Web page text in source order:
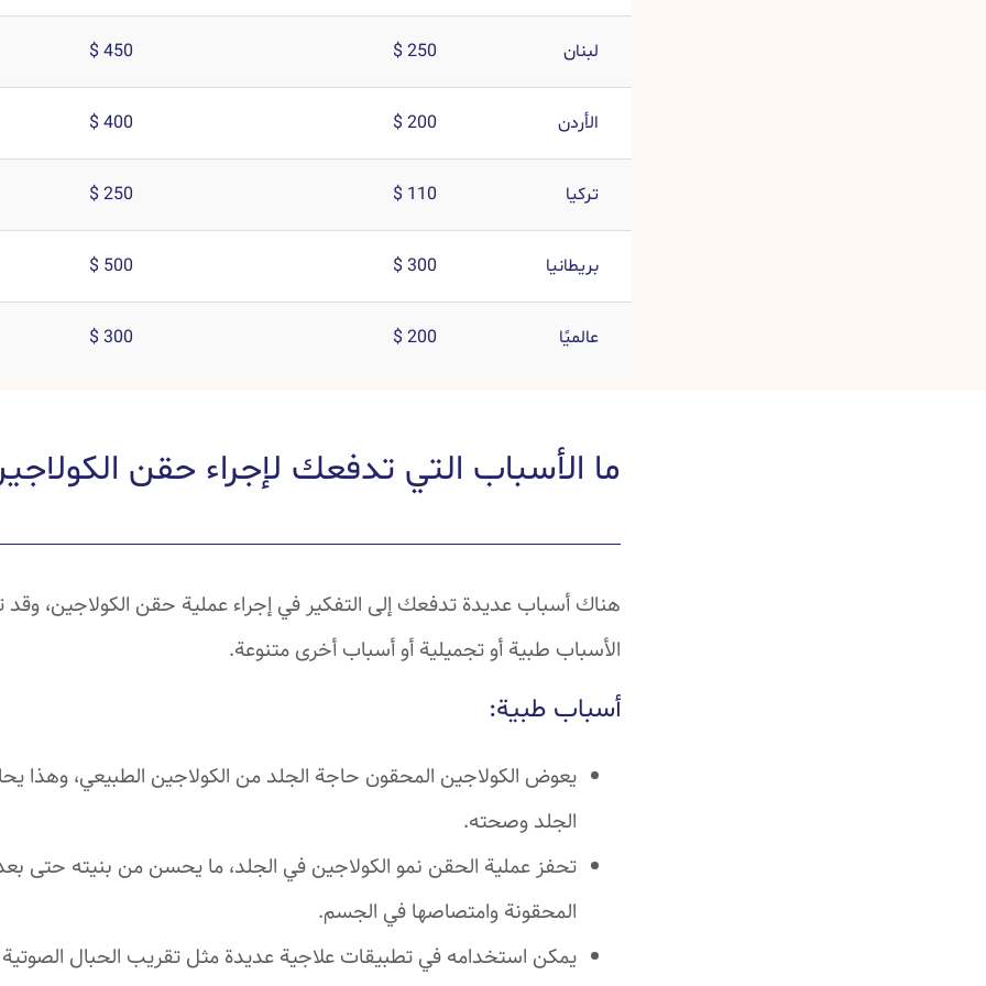
لبنان 250 $
450 $
الأردن 200 $
400 $
تركيا 110 $
250 $
بريطانيا 300 $
500 $
عالميًا 200 $
300 $
ما الأسباب التي تدفعك لإجراء حقن
هناك أسباب عديدة تدفعك إلى التفكير في إجراء عملية حقن الكولاجين،
الأسباب طبية أو تجميلية أو أسباب أخرى متنوعة.
أسباب طبية:
يعوض الكولاجين المحقون حاجة الجلد من الكولاجين الطبيعي، وهذا
الجلد وصحته.
تحفز عملية الحقن نمو الكولاجين في الجلد، ما يحسن من بنيته حتى بعد
المحقونة وامتصاصها في الجسم.
يمكن استخدامه في تطبيقات علاجية عديدة مثل تقريب الحبال